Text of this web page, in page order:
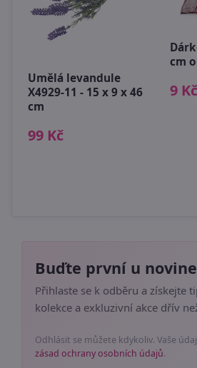
Umělá levandule
X4929-11 - 15 x 9 x 46
cm
99 Kč
cm
9 Kč
Buďte první u
Přihlaste se k odběru a získejte
kolekce a exkluzivní akce dřív
Odhlásit se můžete kdykoliv. Vaše
zásad ochrany osobních údajů.